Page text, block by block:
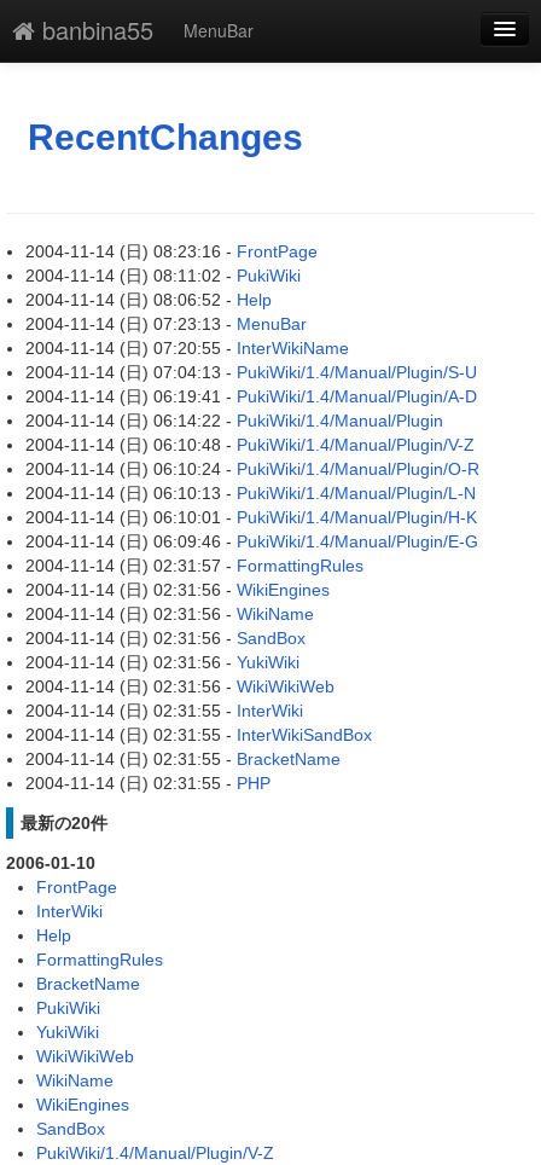
banbina55
MenuBar
最終更新
RecentChanges
2004-11-14 (日) 08:23:16 - FrontPage
2004-11-14 (日) 08:11:02 - PukiWiki
2004-11-14 (日) 08:06:52 - Help
2004-11-14 (日) 07:23:13 - MenuBar
2004-11-14 (日) 07:20:55 - InterWikiName
2004-11-14 (日) 07:04:13 - PukiWiki/1.4/Manual/Plugin/S-U
2004-11-14 (日) 06:19:41 - PukiWiki/1.4/Manual/Plugin/A-D
2004-11-14 (日) 06:14:22 - PukiWiki/1.4/Manual/Plugin
2004-11-14 (日) 06:10:48 - PukiWiki/1.4/Manual/Plugin/V-Z
2004-11-14 (日) 06:10:24 - PukiWiki/1.4/Manual/Plugin/O-R
2004-11-14 (日) 06:10:13 - PukiWiki/1.4/Manual/Plugin/L-N
2004-11-14 (日) 06:10:01 - PukiWiki/1.4/Manual/Plugin/H-K
2004-11-14 (日) 06:09:46 - PukiWiki/1.4/Manual/Plugin/E-G
2004-11-14 (日) 02:31:57 - FormattingRules
2004-11-14 (日) 02:31:56 - WikiEngines
2004-11-14 (日) 02:31:56 - WikiName
2004-11-14 (日) 02:31:56 - SandBox
2004-11-14 (日) 02:31:56 - YukiWiki
2004-11-14 (日) 02:31:56 - WikiWikiWeb
2004-11-14 (日) 02:31:55 - InterWiki
2004-11-14 (日) 02:31:55 - InterWikiSandBox
2004-11-14 (日) 02:31:55 - BracketName
2004-11-14 (日) 02:31:55 - PHP
最新の20件
2006-01-10
FrontPage
InterWiki
Help
FormattingRules
BracketName
PukiWiki
YukiWiki
WikiWikiWeb
WikiName
WikiEngines
SandBox
PukiWiki/1.4/Manual/Plugin/V-Z